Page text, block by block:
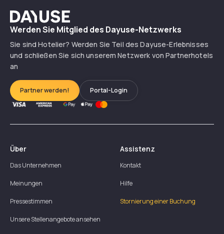
Dayuse
Werden Sie Mitglied des Dayuse-Netzwerks
Sie sind Hotelier? Werden Sie Teil des Dayuse-Erlebnisses
und schließen Sie sich unserem Netzwerk von Partnerhotels
an
Partner werden! Portal-Login
Über
Das Unternehmen
Meinungen
Pressestimmen
Unsere Stellenangebote ansehen
Assistenz
Kontakt
Hilfe
Stornierung einer Buchung